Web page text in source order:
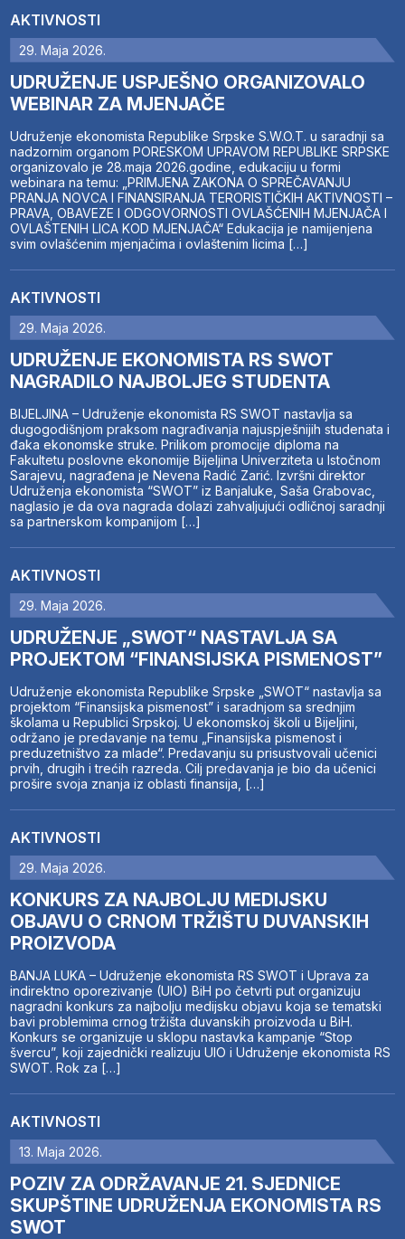
AKTIVNOSTI
29. Maja 2026.
UDRUŽENJE USPJEŠNO ORGANIZOVALO
WEBINAR ZA MJENJAČE
Udruženje ekonomista Republike Srpske S.W.O.T. u saradnji sa
nadzornim organom PORESKOM UPRAVOM REPUBLIKE SRPSKE
organizovalo je 28.maja 2026.godine, edukaciju u formi
webinara na temu: „PRIMJENA ZAKONA O SPREČAVANJU
PRANJA NOVCA I FINANSIRANJA TERORISTIČKIH AKTIVNOSTI –
PRAVA, OBAVEZE I ODGOVORNOSTI OVLAŠĆENIH MJENJAČA I
OVLAŠTENIH LICA KOD MJENJAČA“ Edukacija je namijenjena
svim ovlašćenim mjenjačima i ovlaštenim licima […]
AKTIVNOSTI
29. Maja 2026.
UDRUŽENJE EKONOMISTA RS SWOT
NAGRADILO NAJBOLJEG STUDENTA
BIJELJINA – Udruženje ekonomista RS SWOT nastavlja sa
dugogodišnjom praksom nagrađivanja najuspješnijih studenata i
đaka ekonomske struke. Prilikom promocije diploma na
Fakultetu poslovne ekonomije Bijeljina Univerziteta u Istočnom
Sarajevu, nagrađena je Nevena Radić Zarić. Izvršni direktor
Udruženja ekonomista “SWOT” iz Banjaluke, Saša Grabovac,
naglasio je da ova nagrada dolazi zahvaljujući odličnoj saradnji
sa partnerskom kompanijom […]
AKTIVNOSTI
29. Maja 2026.
UDRUŽENJE „SWOT“ NASTAVLJA SA
PROJEKTOM “FINANSIJSKA PISMENOST”
Udruženje ekonomista Republike Srpske „SWOT“ nastavlja sa
projektom “Finansijska pismenost” i saradnjom sa srednjim
školama u Republici Srpskoj. U ekonomskoj školi u Bijeljini,
održano je predavanje na temu „Finansijska pismenost i
preduzetništvo za mlade“. Predavanju su prisustvovali učenici
prvih, drugih i trećih razreda. Cilj predavanja je bio da učenici
prošire svoja znanja iz oblasti finansija, […]
AKTIVNOSTI
29. Maja 2026.
KONKURS ZA NAJBOLJU MEDIJSKU
OBJAVU O CRNOM TRŽIŠTU DUVANSKIH
PROIZVODA
BANJA LUKA – Udruženje ekonomista RS SWOT i Uprava za
indirektno oporezivanje (UIO) BiH po četvrti put organizuju
nagradni konkurs za najbolju medijsku objavu koja se tematski
bavi problemima crnog tržišta duvanskih proizvoda u BiH.
Konkurs se organizuje u sklopu nastavka kampanje “Stop
švercu”, koji zajednički realizuju UIO i Udruženje ekonomista RS
SWOT. Rok za […]
AKTIVNOSTI
13. Maja 2026.
POZIV ZA ODRŽAVANJE 21. SJEDNICE
SKUPŠTINE UDRUŽENJA EKONOMISTA RS
SWOT